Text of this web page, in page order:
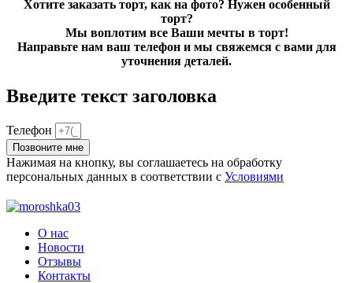
Хотите заказать торт, как на фото? Нужен особенный
торт?
Мы воплотим все Ваши мечты в торт!
Направьте нам ваш телефон и мы свяжемся с вами для
уточнения деталей.
Введите текст заголовка
Телефон
Позвоните мне
Нажимая на кнопку, вы соглашаетесь на обработку
персональных данных в соответствии с Условиями
О нас
Новости
Отзывы
Контакты